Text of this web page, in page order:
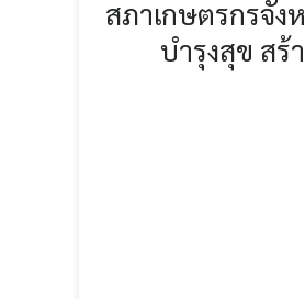
สภาเกษตรกรจั
บำรุงสุข สร้